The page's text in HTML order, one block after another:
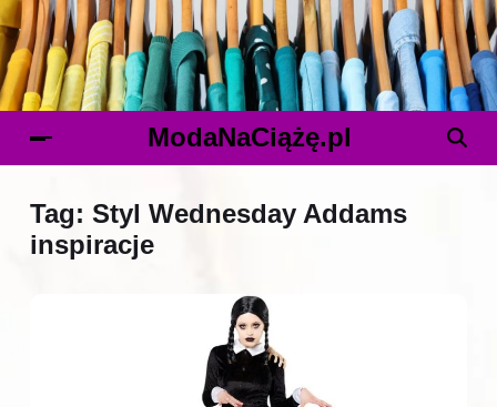
ModaNaCiążę.pl
Tag: Styl Wednesday Addams
inspiracje